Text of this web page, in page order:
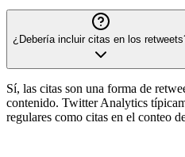
¿Debería incluir citas en los
Sí, las citas son una forma de
contenido. Twitter Analytics
regulares como citas en el conteo